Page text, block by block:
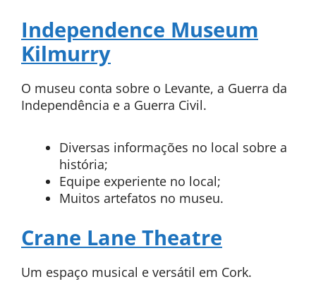
Independence Museum
Kilmurry
O museu conta sobre o Levante, a Guerra da
Independência e a Guerra Civil.
Diversas informações no local sobre a
história;
Equipe experiente no local;
Muitos artefatos no museu.
Crane Lane Theatre
Um espaço musical e versátil em Cork.